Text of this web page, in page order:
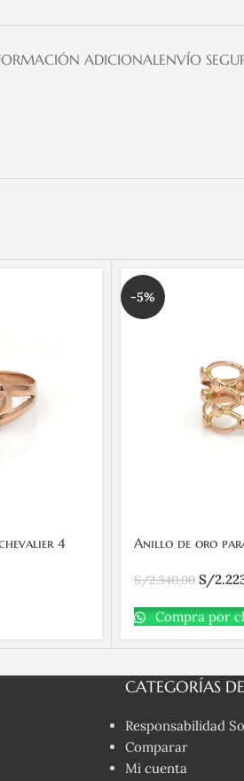
ADICIONALENVÍO
4
-5%
Anillo de oro
S/2.340,00 S/
Compra por
CATEGORÍAS
Responsabilidad
Comparar
Mi cuenta